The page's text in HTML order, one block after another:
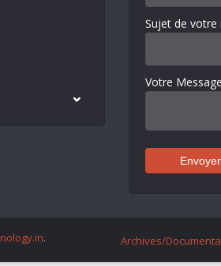
Sujet de votre
Votre Message
. Archives/